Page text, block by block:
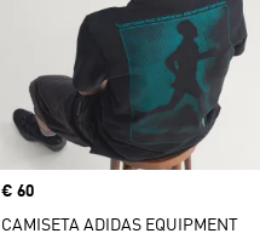
Precio
€ 60
CAMISETA ADIDAS EQUIPMENT